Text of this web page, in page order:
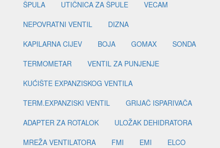
ŠPULA UTIČNICA ZA ŠPULE
VECAM
NEPOVRATNI VENTIL
DIZNA
KAPILARNA CIJEV
BOJA GOMAX
SONDA
TERMOMETAR
VENTIL ZA PUNJENJE
KUĆIŠTE EXPANZISKOG VENTILA
TERM.EXPANZISKI VENTIL
GRIJAČ ISPARIVAČA
ADAPTER ZA ROTALOK
ULOŽAK DEHIDRATORA
MREŽA VENTILATORA
FMI EMI
ELCO